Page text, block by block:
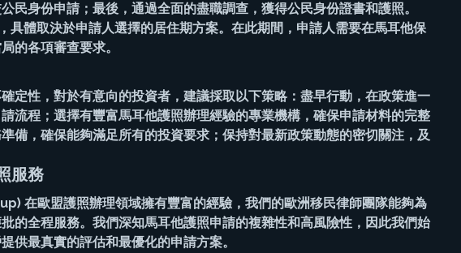
民身份申請；最後，通過全面的盡職調查，獲得公民身份證書和護照。
具體取決於申請人選擇的居住期方案。在此期間，申請人需要在馬耳他保
的各項審查要求。
定性，對於有意向的投資者，建議採取以下策略：盡早行動，在政策進一
流程；選擇有豐富馬耳他護照辦理經驗的專業機構，確保申請材料的完整
備，確保能夠滿足所有的投資要求；保持對最新政策動態的密切關注，及
服務
在歐盟護照辦理領域擁有豐富的經驗，我們的歐洲移民律師團隊能夠為
的全程服務。我們深知馬耳他護照申請的複雜性和高風險性，因此我們始
供最真實的評估和最優化的申請方案。